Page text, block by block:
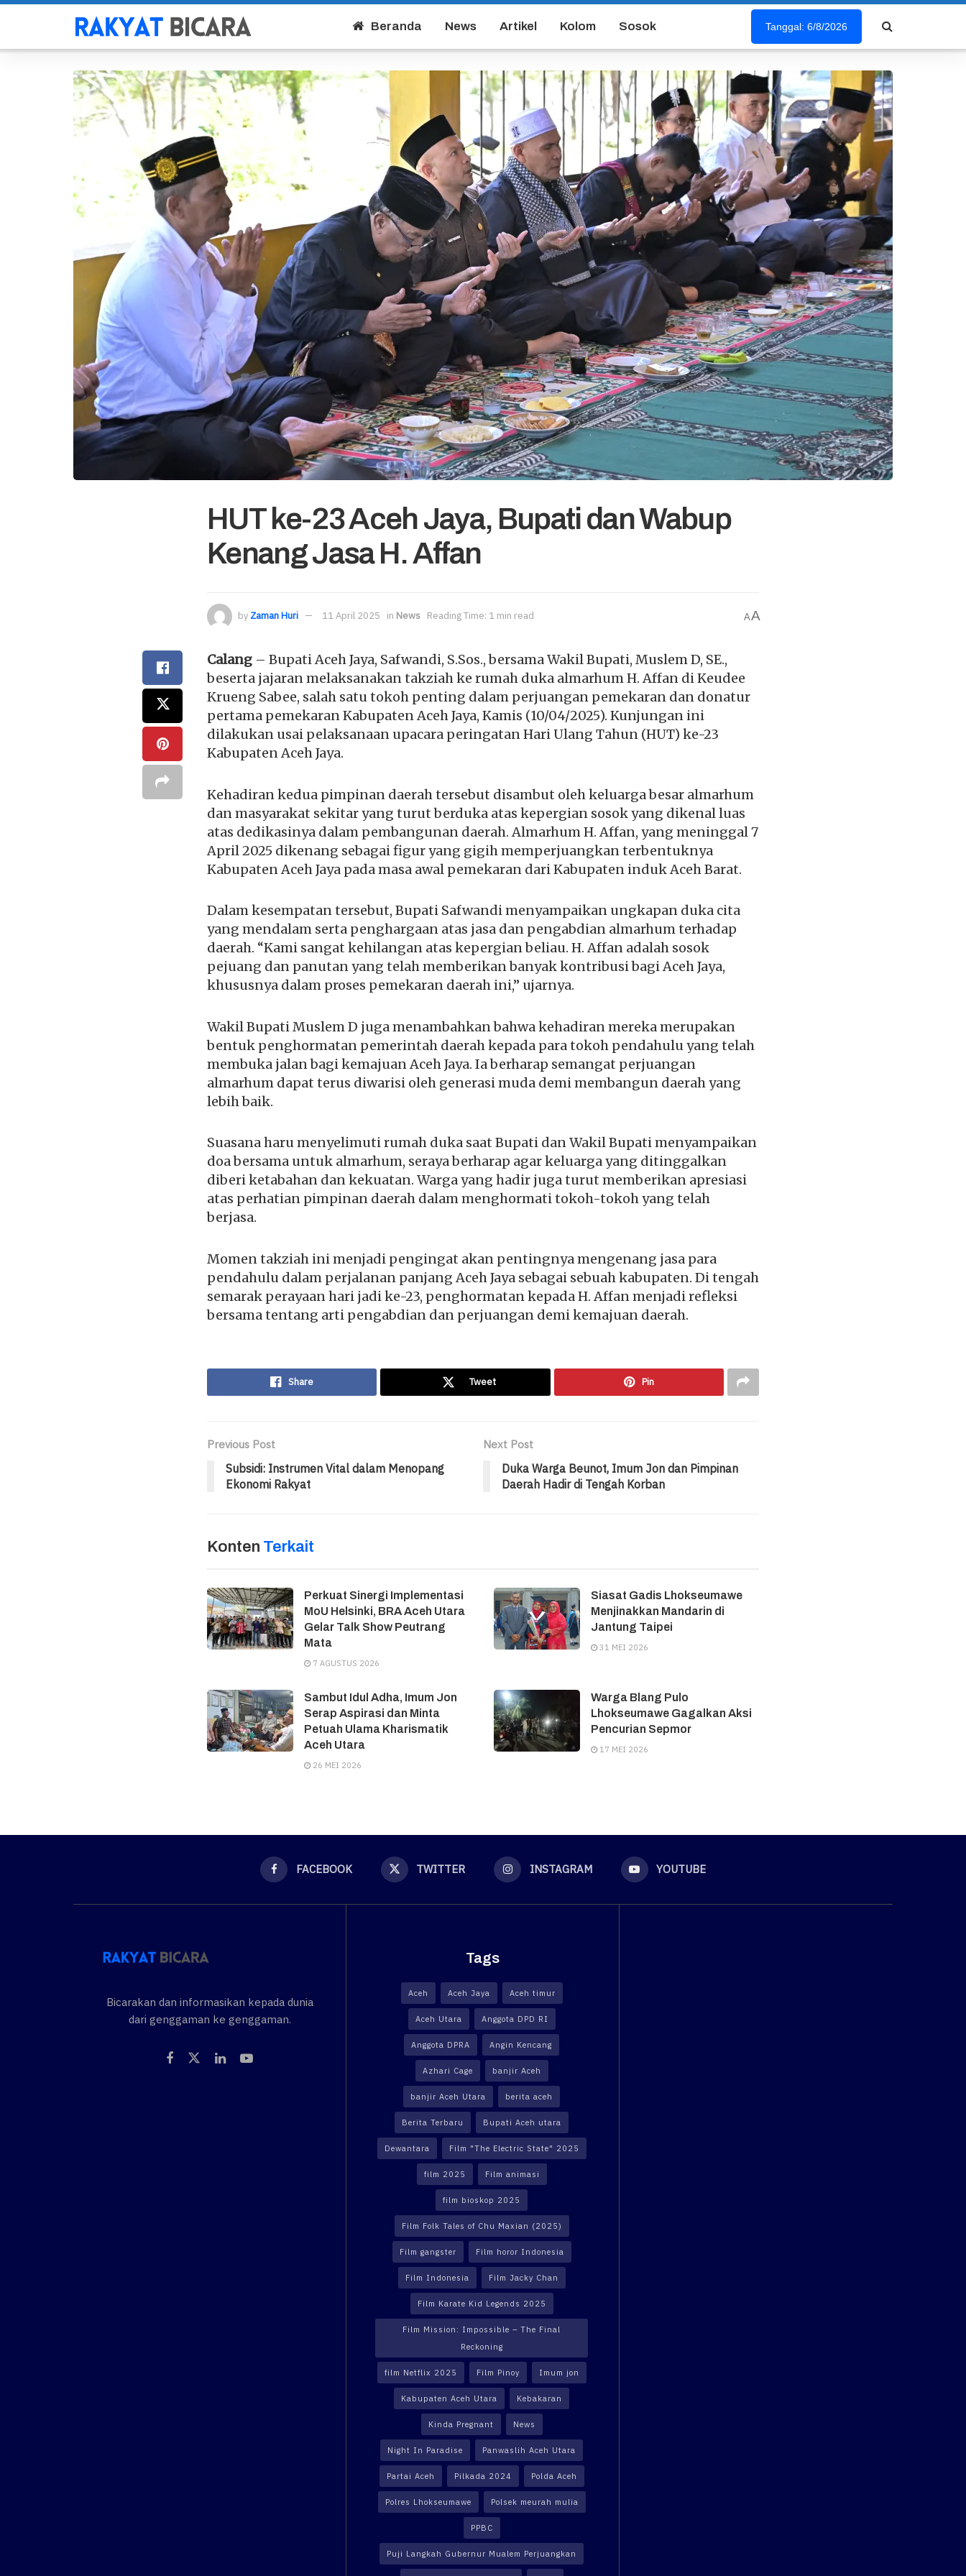
Beranda News Artikel Kolom Sosok Tanggal: 6/8/2026
HUT ke-23 Aceh Jaya, Bupati dan Wabup
Kenang Jasa H. Affan
by Zaman Huri 11 April 2025 in News Reading Time: 1 min read AA
Calang – Bupati Aceh Jaya, Safwandi, S.Sos., bersama Wakil Bupati, Muslem D, SE.,
beserta jajaran melaksanakan takziah ke rumah duka almarhum H. Affan di Keudee
Krueng Sabee, salah satu tokoh penting dalam perjuangan pemekaran dan donatur
pertama pemekaran Kabupaten Aceh Jaya, Kamis (10/04/2025). Kunjungan ini
dilakukan usai pelaksanaan upacara peringatan Hari Ulang Tahun (HUT) ke-23
Kabupaten Aceh Jaya.
Kehadiran kedua pimpinan daerah tersebut disambut oleh keluarga besar almarhum
dan masyarakat sekitar yang turut berduka atas kepergian sosok yang dikenal luas
atas dedikasinya dalam pembangunan daerah. Almarhum H. Affan, yang meninggal 7
April 2025 dikenang sebagai figur yang gigih memperjuangkan terbentuknya
Kabupaten Aceh Jaya pada masa awal pemekaran dari Kabupaten induk Aceh Barat.
Dalam kesempatan tersebut, Bupati Safwandi menyampaikan ungkapan duka cita
yang mendalam serta penghargaan atas jasa dan pengabdian almarhum terhadap
daerah. “Kami sangat kehilangan atas kepergian beliau. H. Affan adalah sosok
pejuang dan panutan yang telah memberikan banyak kontribusi bagi Aceh Jaya,
khususnya dalam proses pemekaran daerah ini,” ujarnya.
Wakil Bupati Muslem D juga menambahkan bahwa kehadiran mereka merupakan
bentuk penghormatan pemerintah daerah kepada para tokoh pendahulu yang telah
membuka jalan bagi kemajuan Aceh Jaya. Ia berharap semangat perjuangan
almarhum dapat terus diwarisi oleh generasi muda demi membangun daerah yang
lebih baik.
Suasana haru menyelimuti rumah duka saat Bupati dan Wakil Bupati menyampaikan
doa bersama untuk almarhum, seraya berharap agar keluarga yang ditinggalkan
diberi ketabahan dan kekuatan. Warga yang hadir juga turut memberikan apresiasi
atas perhatian pimpinan daerah dalam menghormati tokoh-tokoh yang telah
berjasa.
Momen takziah ini menjadi pengingat akan pentingnya mengenang jasa para
pendahulu dalam perjalanan panjang Aceh Jaya sebagai sebuah kabupaten. Di tengah
semarak perayaan hari jadi ke-23, penghormatan kepada H. Affan menjadi refleksi
bersama tentang arti pengabdian dan perjuangan demi kemajuan daerah.
Share Tweet Pin
Previous Post
Subsidi: Instrumen Vital dalam Menopang
Ekonomi Rakyat
Next Post
Duka Warga Beunot, Imum Jon dan Pimpinan
Daerah Hadir di Tengah Korban
Konten Terkait
Perkuat Sinergi Implementasi
MoU Helsinki, BRA Aceh Utara
Gelar Talk Show Peutrang
Mata
7 AGUSTUS 2026
Siasat Gadis Lhokseumawe
Menjinakkan Mandarin di
Jantung Taipei
31 MEI 2026
Sambut Idul Adha, Imum Jon
Serap Aspirasi dan Minta
Petuah Ulama Kharismatik
Aceh Utara
26 MEI 2026
Warga Blang Pulo
Lhokseumawe Gagalkan Aksi
Pencurian Sepmor
17 MEI 2026
FACEBOOK TWITTER INSTAGRAM YOUTUBE
Bicarakan dan informasikan kepada dunia
dari genggaman ke genggaman.
Tags
Aceh Aceh Jaya Aceh timur
Aceh Utara Anggota DPD RI
Anggota DPRA Angin Kencang
Azhari Cage banjir Aceh
banjir Aceh Utara berita aceh
Berita Terbaru Bupati Aceh utara
Dewantara Film "The Electric State" 2025
film 2025 Film animasi
film bioskop 2025
Film Folk Tales of Chu Maxian (2025)
Film gangster Film horor Indonesia
Film Indonesia Film Jacky Chan
Film Karate Kid Legends 2025
Film Mission: Impossible – The Final
Reckoning
film Netflix 2025 Film Pinoy Imum jon
Kabupaten Aceh Utara Kebakaran
Kinda Pregnant News
Night In Paradise Panwaslih Aceh Utara
Partai Aceh Pilkada 2024 Polda Aceh
Polres Lhokseumawe Polsek meurah mulia
PPBC
Puji Langkah Gubernur Mualem Perjuangkan